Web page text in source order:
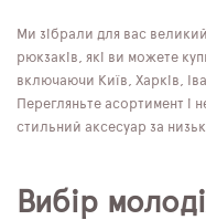
Ми зібрали для вас
рюкзаків, які ви можете
включаючи Київ, Харків,
Перегляньте асортимент і
стильний аксесуар за
Вибір